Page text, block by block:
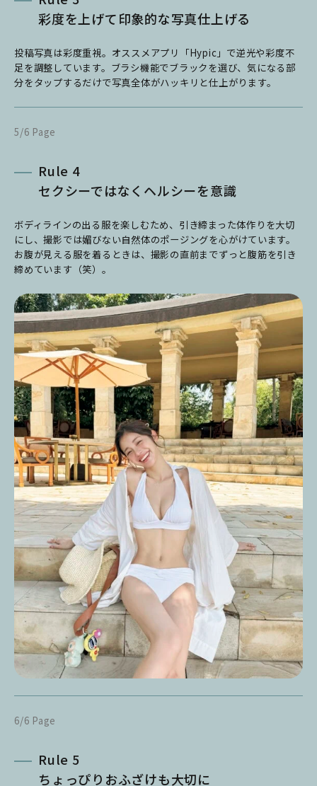
彩度を上げて印象的な写真仕上げる
投稿写真は彩度重視。オススメアプリ「Hypic」で逆光や彩度不
足を調整しています。ブラシ機能でブラックを選び、気になる部
分をタップするだけで写真全体がハッキリと仕上がります。
5/6 Page
Rule 4
セクシーではなくヘルシーを意識
ボディラインの出る服を楽しむため、引き締まった体作りを大切
にし、撮影では媚びない自然体のポージングを心がけています。
お腹が見える服を着るときは、撮影の直前までずっと腹筋を引き
締めています（笑）。
6/6 Page
Rule 5
ちょっぴりおふざけも大切に